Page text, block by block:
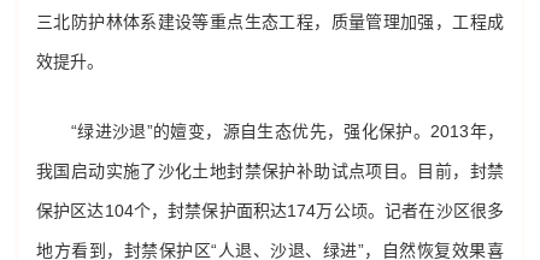
三北防护林体系建设等重点生态工程，质量管理加强，工程成
效提升。
“绿进沙退”的嬗变，源自生态优先，强化保护。2013年，
我国启动实施了沙化土地封禁保护补助试点项目。目前，封禁
保护区达104个，封禁保护面积达174万公顷。记者在沙区很多
地方看到，封禁保护区“人退、沙退、绿进”，自然恢复效果喜